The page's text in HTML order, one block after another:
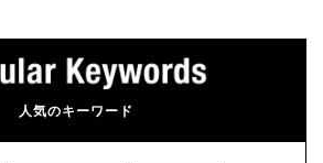
人気のキーワード